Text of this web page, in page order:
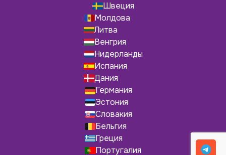
Швеция
Молдова
Литва
Венгрия
Нидерланды
Испания
Дания
Германия
Эстония
Словакия
Бельгия
Греция
Португалия